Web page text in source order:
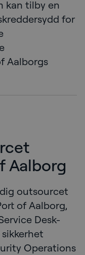
kan tilby en
for
Aalborgs
Aalborg
outsourcet
of Aalborg,
Desk-
Operations